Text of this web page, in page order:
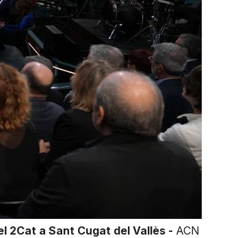
2Cat a Sant Cugat del Vallès - ACN